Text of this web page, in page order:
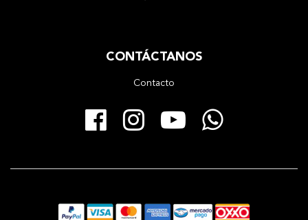
CONTÁCTANOS
Contacto
Facebook
Instagram
YouTube